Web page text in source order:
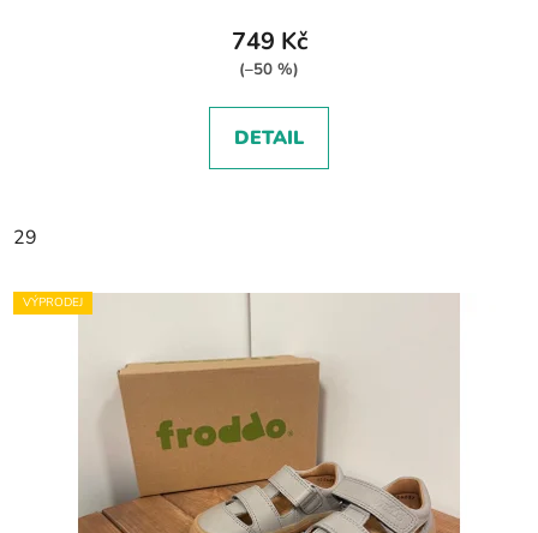
749 Kč
(–50 %)
DETAIL
29
VÝPRODEJ